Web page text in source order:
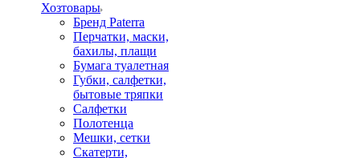
Хозтовары
Бренд Paterra
Перчатки, маски,
бахилы, плащи
Бумага туалетная
Губки, салфетки,
бытовые тряпки
Салфетки
Полотенца
Мешки, сетки
Скатерти,